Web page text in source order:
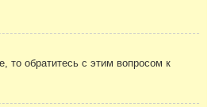
то обратитесь с этим вопросом к